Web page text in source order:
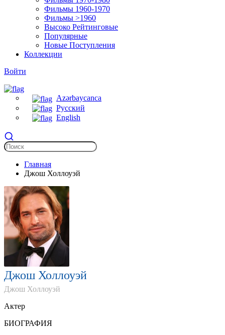
Фильмы 1960-1970
Фильмы >1960
Высоко Рейтинговые
Популярные
Новые Поступления
Коллекции
Войти
Azərbaycanca
Русский
English
Главная
Джош Холлоуэй
Джош Холлоуэй
Джош Холлоуэй
Актер
БИОГРАФИЯ